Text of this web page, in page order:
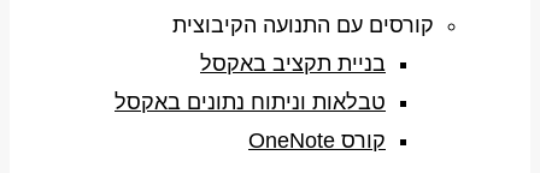
קורסים עם התנועה הקיבוצית
בניית תקציב באקסל
טבלאות וניתוח נתונים באקסל
קורס OneNote